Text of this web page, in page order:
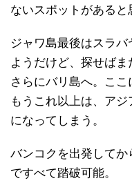
ないスポットがあると
ジャワ島最後はスラ
ようだけど、探せばま
さらにバリ島へ。ここ
もうこれ以上は、ア
になってしまう。
バンコクを出発して
ですべて踏破可能。